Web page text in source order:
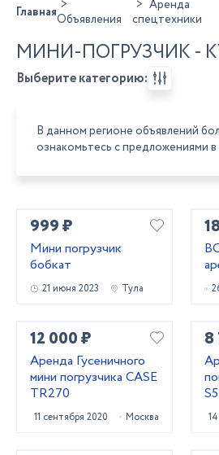
ГлавнаяОбъявления
Аренда
спецтехники
МИНИ-ПОГРУЗЧИК -
Выберите категорию:
В данном регионе объявлений
ознакомьтесь с предложениями
999 ₽
Мини погрузчик
бобкат
21 июня 2023 Тула
12 000 ₽
Аренда Гусеничного
мини погрузчика CASE
TR270
11 сентября 2020 Москва
8